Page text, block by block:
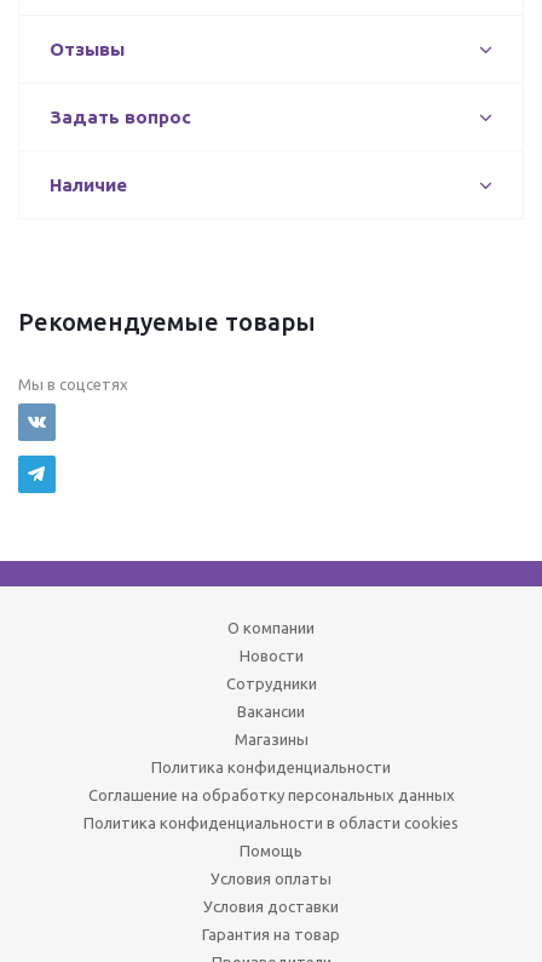
Отзывы
Задать вопрос
Наличие
Рекомендуемые товары
Мы в соцсетях
О компании
Новости
Сотрудники
Вакансии
Магазины
Политика конфиденциальности
Соглашение на обработку персональных данных
Политика конфиденциальности в области cookies
Помощь
Условия оплаты
Условия доставки
Гарантия на товар